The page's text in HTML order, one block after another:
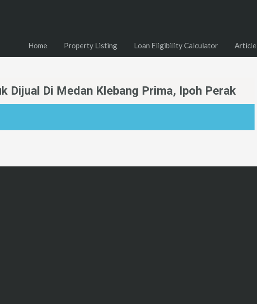
Home Property Listing Loan Eligibility Calculator Article
Dijual Di Medan Klebang Prima, Ipoh Perak